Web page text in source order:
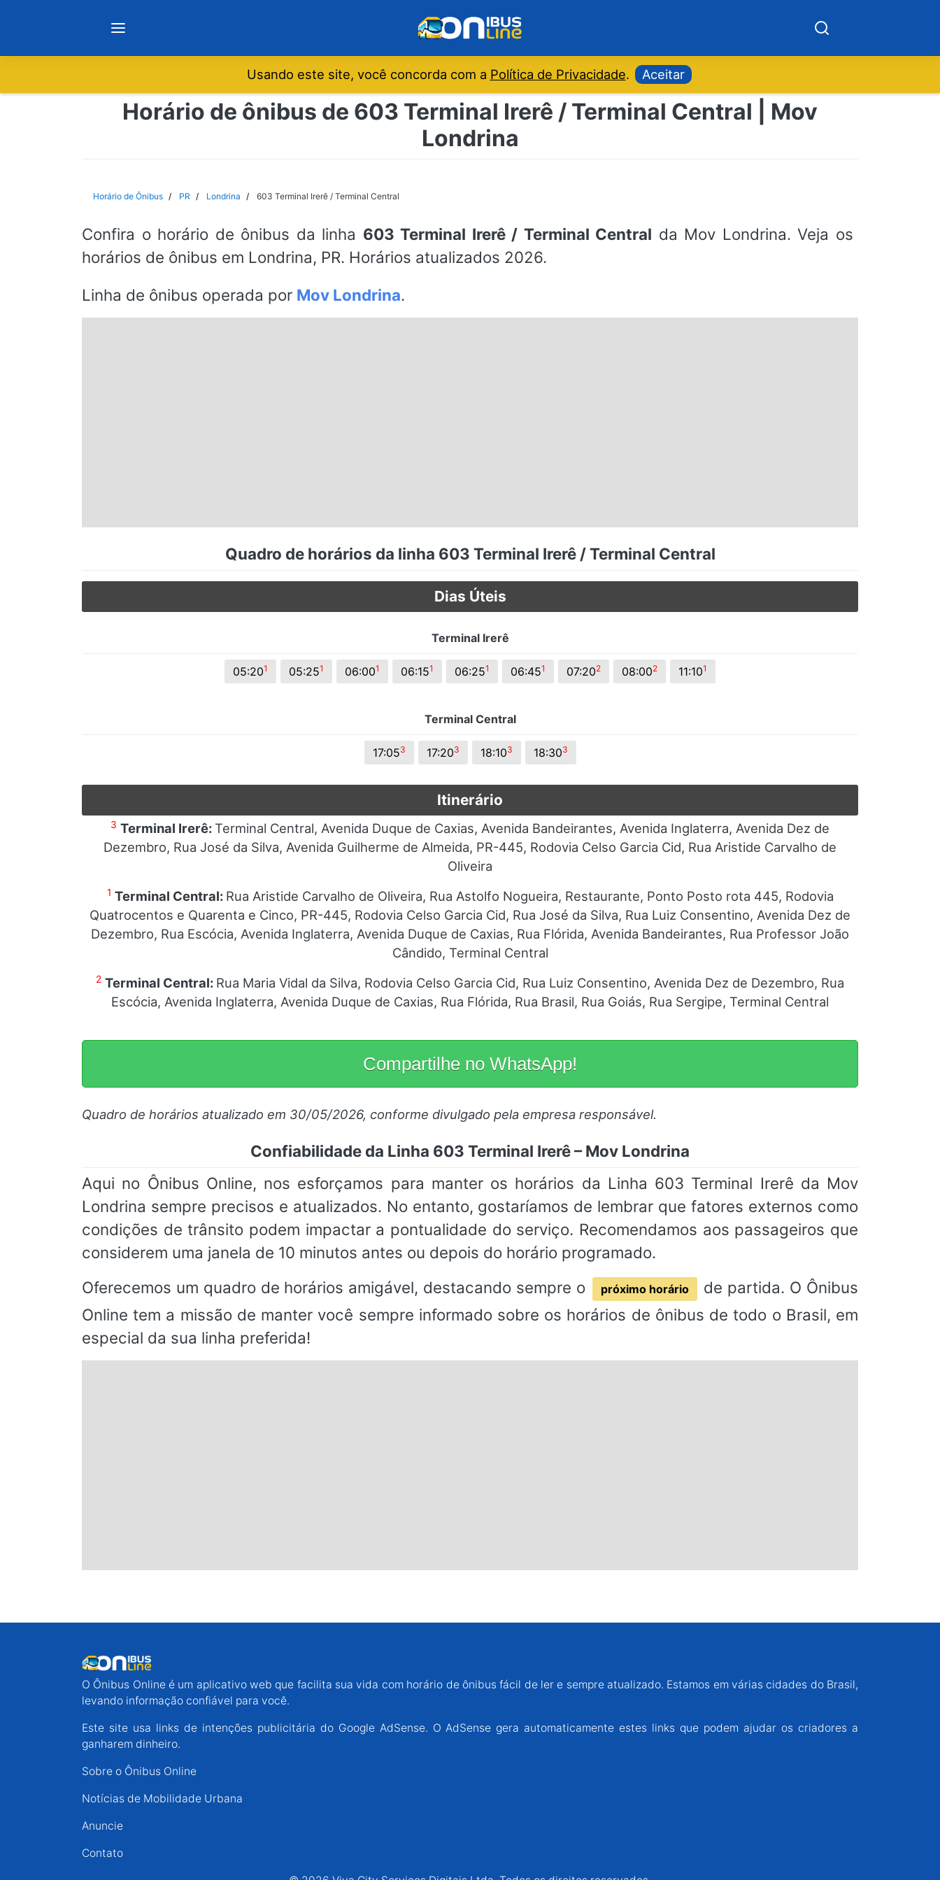
Notícias
São Paulo
Espírito Santo
Usando este site, você concorda com a Política de Privacidade. Aceitar
Horário de ônibus de 603 Terminal Irerê / Terminal Central | Mov
Londrina
Horário de Ônibus PR Londrina 603 Terminal Irerê / Terminal Central
Confira o horário de ônibus da linha 603 Terminal Irerê / Terminal Central da Mov Londrina. Veja os
horários de ônibus em Londrina, PR. Horários atualizados 2026.
Linha de ônibus operada por Mov Londrina.
Quadro de horários da linha 603 Terminal Irerê / Terminal Central
Dias Úteis
Terminal Irerê
05:201 05:251 06:001 06:151 06:251 06:451 07:202 08:002 11:101
Terminal Central
17:053 17:203 18:103 18:303
Itinerário
3 Terminal Irerê:Terminal Central, Avenida Duque de Caxias, Avenida Bandeirantes, Avenida Inglaterra, Avenida Dez de
Dezembro, Rua José da Silva, Avenida Guilherme de Almeida, PR-445, Rodovia Celso Garcia Cid, Rua Aristide Carvalho de
Oliveira
1 Terminal Central: Rua Aristide Carvalho de Oliveira, Rua Astolfo Nogueira, Restaurante, Ponto Posto rota 445, Rodovia
Quatrocentos e Quarenta e Cinco, PR-445, Rodovia Celso Garcia Cid, Rua José da Silva, Rua Luiz Consentino, Avenida Dez de
Dezembro, Rua Escócia, Avenida Inglaterra, Avenida Duque de Caxias, Rua Flórida, Avenida Bandeirantes, Rua Professor João
Cândido, Terminal Central
2 Terminal Central: Rua Maria Vidal da Silva, Rodovia Celso Garcia Cid, Rua Luiz Consentino, Avenida Dez de Dezembro, Rua
Escócia, Avenida Inglaterra, Avenida Duque de Caxias, Rua Flórida, Rua Brasil, Rua Goiás, Rua Sergipe, Terminal Central
Compartilhe no WhatsApp!
Quadro de horários atualizado em 30/05/2026, conforme divulgado pela empresa responsável.
Confiabilidade da Linha 603 Terminal Irerê – Mov Londrina
Aqui no Ônibus Online, nos esforçamos para manter os horários da Linha 603 Terminal Irerê da Mov
Londrina sempre precisos e atualizados. No entanto, gostaríamos de lembrar que fatores externos como
condições de trânsito podem impactar a pontualidade do serviço. Recomendamos aos passageiros que
considerem uma janela de 10 minutos antes ou depois do horário programado.
Oferecemos um quadro de horários amigável, destacando sempre o
próximo horário
de partida. O Ônibus
Online tem a missão de manter você sempre informado sobre os horários de ônibus de todo o Brasil, em
especial da sua linha preferida!
O Ônibus Online é um aplicativo web que facilita sua vida com horário de ônibus fácil de ler e sempre atualizado. Estamos em várias cidades do Brasil,
levando informação confiável para você.
Este site usa links de intenções publicitária do Google AdSense. O AdSense gera automaticamente estes links que podem ajudar os criadores a
ganharem dinheiro.
Sobre o Ônibus Online
Notícias de Mobilidade Urbana
Anuncie
Contato